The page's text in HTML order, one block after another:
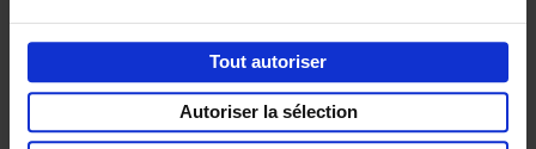
Tout autoriser
Autoriser la sélection
€34,99